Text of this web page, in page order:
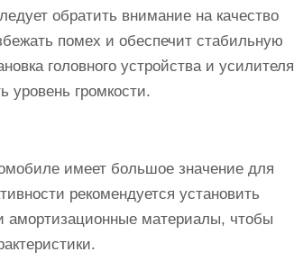
обратить внимание на качество
помех и обеспечит стабильную
головного устройства и усилителя
уровень громкости.
имеет большое значение для
рекомендуется установить
амортизационные материалы, чтобы